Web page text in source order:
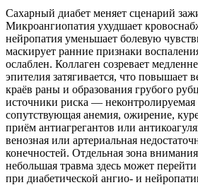
Сахарный диабет меняет сценарий
Микроангиопатия ухудшает
нейропатия уменьшает болевую
маскирует ранние признаки
ослаблен. Коллаген созревает
эпителия затягивается, что повышает
краёв раны и образования грубого
источники риска — неконтролируемая
сопутствующая анемия, ожирение,
приём антиагрегантов или
венозная или артериальная
конечностей. Отдельная зона
небольшая травма здесь может
при диабетической ангио- и